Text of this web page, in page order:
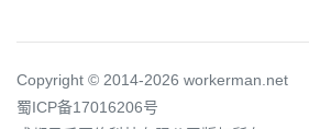
Copyright © 2014-2026 workerman.net
蜀ICP备17016206号